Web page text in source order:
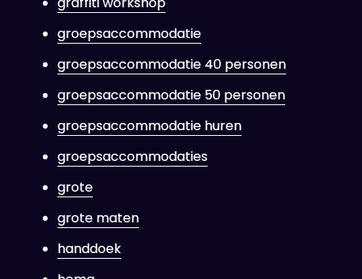
groepsaccommodatie
groepsaccommodatie 40 personen
groepsaccommodatie 50 personen
groepsaccommodatie huren
groepsaccommodaties
grote
grote maten
handdoek